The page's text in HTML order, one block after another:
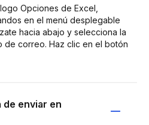
Opciones de Excel,
en el menú desplegable
hacia abajo y selecciona la
de correo. Haz clic en el botón
de enviar en